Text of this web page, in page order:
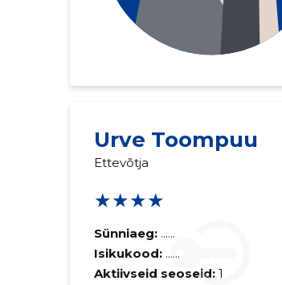
Urve Toompuu
Ettevõtja
★★★★
Sünniaeg: ......
Isikukood: ......
Aktiivseid seoseid: 1